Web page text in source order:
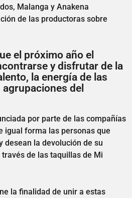
Malanga y Anakena
de las productoras sobre
el próximo año el
y disfrutar de la
la energía de las
del
por parte de las compañías
igual forma las personas que
desean la devolución de su
de las taquillas de Mi
la finalidad de unir a estas